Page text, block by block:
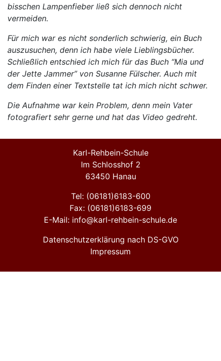
bisschen Lampenfieber ließ sich dennoch nicht
vermeiden.
Für mich war es nicht sonderlich schwierig, ein Buch
auszusuchen, denn ich habe viele Lieblingsbücher.
Schließlich entschied ich mich für das Buch “Mia und
der Jette Jammer” von Susanne Fülscher. Auch mit
dem Finden einer Textstelle tat ich mich nicht schwer.
Die Aufnahme war kein Problem, denn mein Vater
fotografiert sehr gerne und hat das Video gedreht.
Karl-Rehbein-Schule
Im Schlosshof 2
63450 Hanau
Tel: (06181)6183-600
Fax: (06181)6183-699
E-Mail: info@karl-rehbein-schule.de
Datenschutzerklärung nach DS-GVO
Impressum